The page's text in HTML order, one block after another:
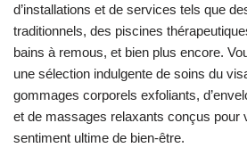
d’installations et de services tels que
traditionnels, des piscines
bains à remous, et bien plus encore.
une sélection indulgente de soins du
gommages corporels exfoliants,
et de massages relaxants conçus pour
sentiment ultime de bien-être.